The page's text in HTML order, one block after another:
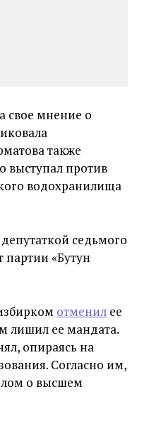
свое мнение о
также
выступал против
водохранилища
седьмого
«Бутун
отменил ее
лишил ее мандата.
опираясь на
Согласно им,
о высшем